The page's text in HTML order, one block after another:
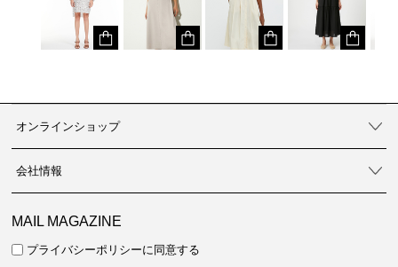
オンラインショップ
会社情報
MAIL MAGAZINE
プライバシーポリシーに同意する